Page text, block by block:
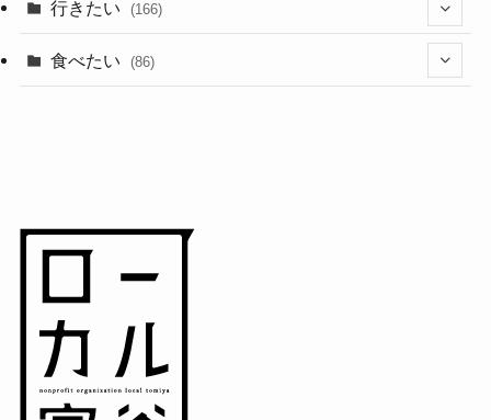
(10)
(11)
行きたい (166)
(18)
食べたい (86)